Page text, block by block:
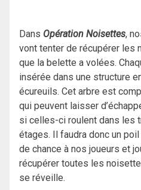
Dans Opération Noisettes,
vont tenter de récupérer les
que la belette a volées.
insérée dans une structure
écureuils. Cet arbre est
qui peuvent laisser
si celles-ci roulent dans les
étages. Il faudra donc un
de chance à nos joueurs et
récupérer toutes les
se réveille.